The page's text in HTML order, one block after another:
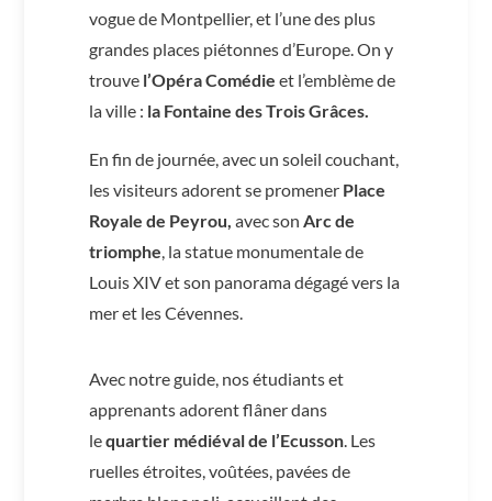
vogue de Montpellier, et l’une des plus
grandes places piétonnes d’Europe. On y
trouvel’Opéra Comédie et l’emblème de
la ville : la Fontaine des Trois Grâces.
En fin de journée, avec un soleil couchant,
les visiteurs adorent se promener Place
Royale de Peyrou, avec son Arc de
triomphe, la statue monumentale de
Louis XIV et son panorama dégagé vers la
mer et les Cévennes.
Avec notre guide, nos étudiants et
apprenants adorent flâner dans
lequartier médiéval de l’Ecusson. Les
ruelles étroites, voûtées, pavées de